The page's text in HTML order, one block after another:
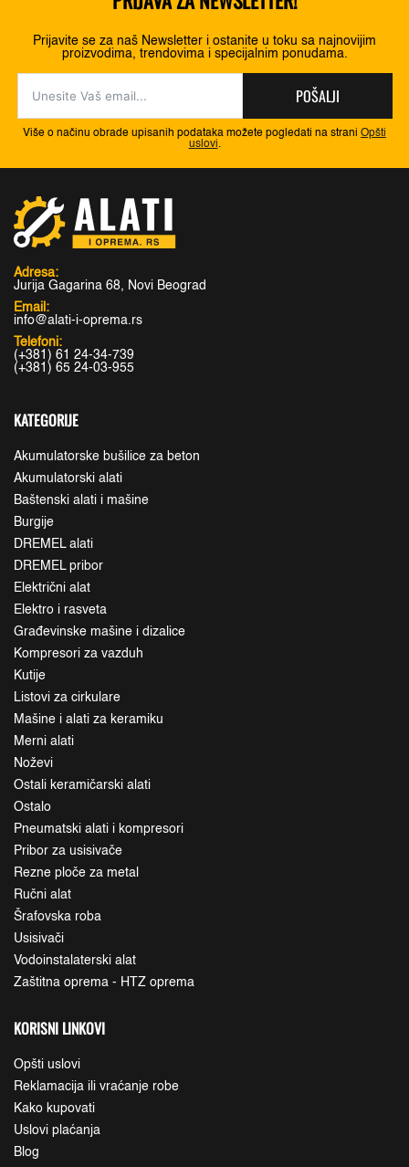
Prijavite se za naš Newsletter i ostanite u toku sa najnovijim
proizvodima, trendovima i specijalnim ponudama.
POŠALJI
Više o načinu obrade upisanih podataka možete pogledati na strani Opšti
uslovi.
Adresa:
Jurija Gagarina 68, Novi Beograd
Email:
info@alati-i-oprema.rs
Telefoni:
(+381) 61 24-34-739
(+381) 65 24-03-955
KATEGORIJE
Akumulatorske bušilice za beton
Akumulatorski alati
Baštenski alati i mašine
Burgije
DREMEL alati
DREMEL pribor
Električni alat
Elektro i rasveta
Građevinske mašine i dizalice
Kompresori za vazduh
Kutije
Listovi za cirkulare
Mašine i alati za keramiku
Merni alati
Noževi
Ostali keramičarski alati
Ostalo
Pneumatski alati i kompresori
Pribor za usisivače
Rezne ploče za metal
Ručni alat
Šrafovska roba
Usisivači
Vodoinstalaterski alat
Zaštitna oprema - HTZ oprema
KORISNI LINKOVI
Opšti uslovi
Reklamacija ili vraćanje robe
Kako kupovati
Uslovi plaćanja
Blog